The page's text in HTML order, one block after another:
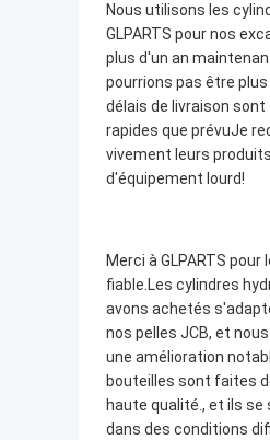
Nous utilisons les
GLPARTS pour nos
plus d'un an
pourrions pas être
délais de livraison
rapides que prévuJe
vivement leurs
d'équipement lourd!
Merci à GLPARTS
fiable.Les cylindres
avons achetés
nos pelles JCB, et
une amélioration
bouteilles sont faites
haute qualité., et ils
dans des conditions